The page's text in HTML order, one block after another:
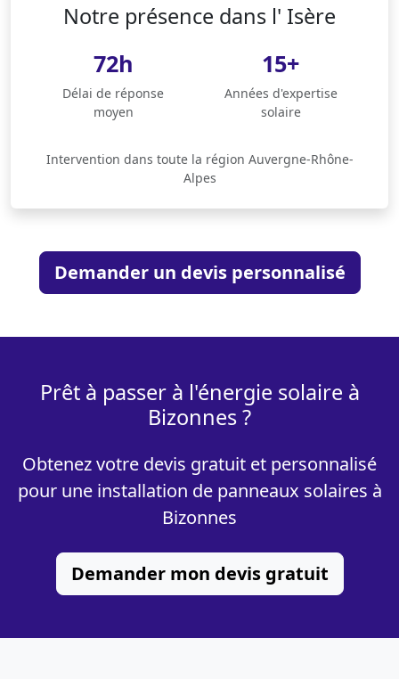
Notre présence dans l' Isère
72h
Délai de réponse
moyen
15+
Années d'expertise
solaire
Intervention dans toute la région Auvergne-Rhône-
Alpes
Demander un devis personnalisé
Prêt à passer à l'énergie solaire à
Bizonnes ?
Obtenez votre devis gratuit et personnalisé
pour une installation de panneaux solaires à
Bizonnes
Demander mon devis gratuit